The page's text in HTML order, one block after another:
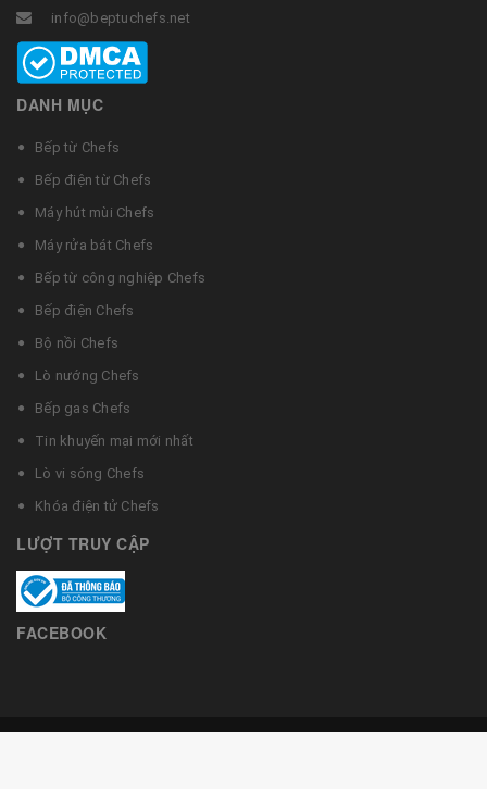
info@beptuchefs.net
DANH MỤC
Bếp từ Chefs
Bếp điện từ Chefs
Máy hút mùi Chefs
Máy rửa bát Chefs
Bếp từ công nghiệp Chefs
Bếp điện Chefs
Bộ nồi Chefs
Lò nướng Chefs
Bếp gas Chefs
Tin khuyến mại mới nhất
Lò vi sóng Chefs
Khóa điện tử Chefs
LƯỢT TRUY CẬP
FACEBOOK